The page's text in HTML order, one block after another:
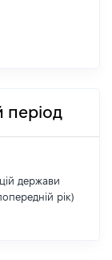
період
держави
рік)